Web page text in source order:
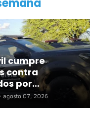
cumpre
contra
por
criminosa em
cidades
agosto 07, 2026